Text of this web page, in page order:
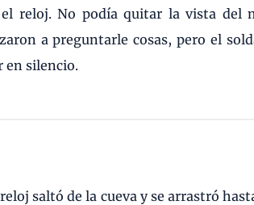
reloj. No podía quitar la vista del
a preguntarle cosas, pero el
en silencio.
saltó de la cueva y se arrastró